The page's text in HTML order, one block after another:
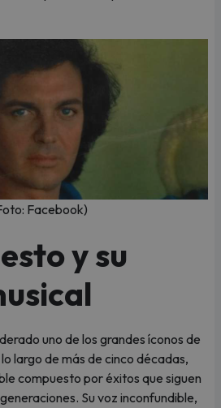
Facebook)
y su
uno de los grandes íconos de
largo de más de cinco décadas,
compuesto por éxitos que siguen
Su voz inconfundible,